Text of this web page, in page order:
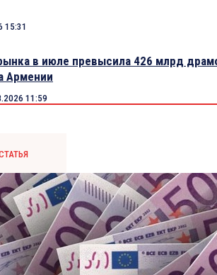
15:31
в июле превысила 426 млрд
Армении
11:59